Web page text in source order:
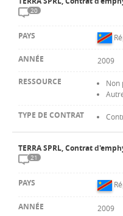
20
2009
Non
TERRA SPRL, Contrat
21
2009